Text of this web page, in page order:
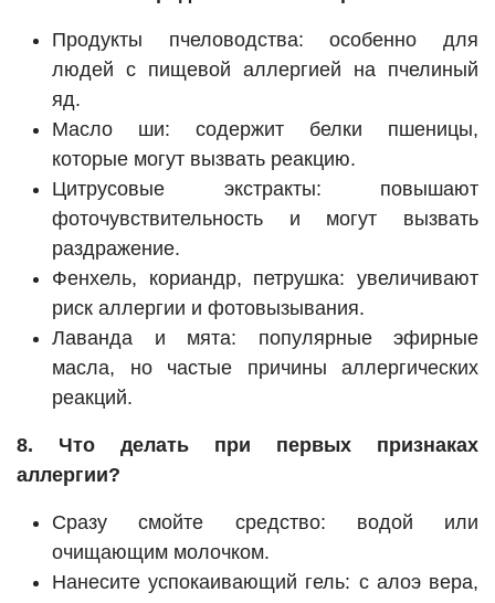
Продукты пчеловодства: особенно для
людей с пищевой аллергией на пчелиный
яд.
Масло ши: содержит белки пшеницы,
которые могут вызвать реакцию.
Цитрусовые экстракты: повышают
фоточувствительность и могут вызвать
раздражение.
Фенхель, кориандр, петрушка: увеличивают
риск аллергии и фотовызывания.
Лаванда и мята: популярные эфирные
масла, но частые причины аллергических
реакций.
8. Что делать при первых признаках
аллергии?
Сразу смойте средство: водой или
очищающим молочком.
Нанесите успокаивающий гель: с алоэ вера,